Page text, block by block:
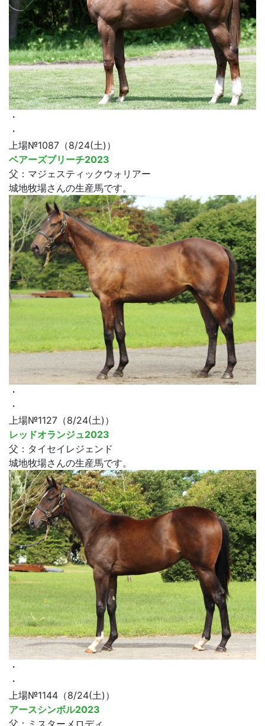
・
・
上場№1087（8/24(土)）
ベアーズブリーチ2023
父：マジェスティックウォリアー
城地牧場さんの生産馬です。
・
・
上場№1127（8/24(土)）
レッドオランジュ2023
父：タイセイレジェンド
城地牧場さんの生産馬です。
・
・
上場№1144（8/24(土)）
アースシンボル2023
父：ミスターメロディ